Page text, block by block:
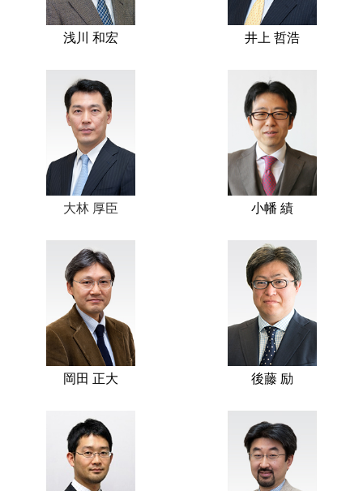
浅川 和宏 井上 哲浩
大林 厚臣 小幡 績
岡田 正大 後藤 励